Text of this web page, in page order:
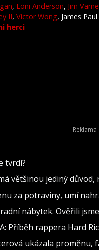
, Loni Anderson, Jim
II, Victor Wong, James
herci
tvrdí?
většinou jediný
za potraviny, umí
nábytek. Ověřili
Příběh rappera Hard
ukázala proměnu,